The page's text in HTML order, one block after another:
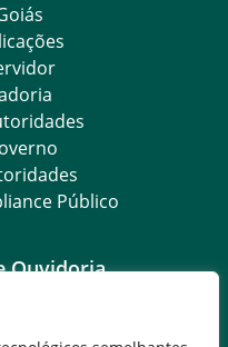
Público
Ouvidoria